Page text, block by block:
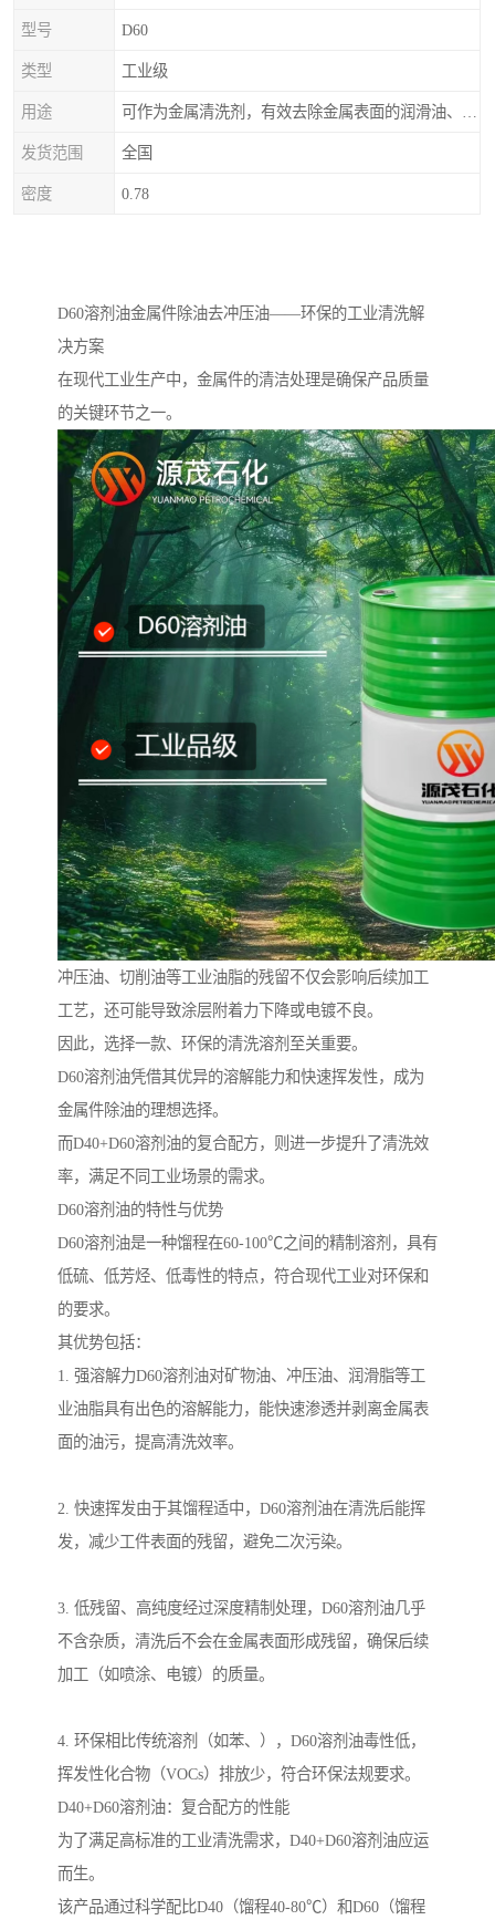
型号 D60
类型 工业级
用途
发货范围 全国
密度 0.78
D60溶剂油金属件除油去冲压油——环保的工业清洗解
决方案
在现代工业生产中，金属件的清洁处理是确保产品质量
的关键环节之一。
冲压油、切削油等工业油脂的残留不仅会影响后续加工
工艺，还可能导致涂层附着力下降或电镀不良。
因此，选择一款、环保的清洗溶剂至关重要。
D60溶剂油凭借其优异的溶解能力和快速挥发性，成为
金属件除油的理想选择。
而D40+D60溶剂油的复合配方，则进一步提升了清洗效
率，满足不同工业场景的需求。
D60溶剂油的特性与优势
D60溶剂油是一种馏程在60-100℃之间的精制溶剂，具有
低硫、低芳烃、低毒性的特点，符合现代工业对环保和
的要求。
其优势包括：
1. 强溶解力D60溶剂油对矿物油、冲压油、润滑脂等工
业油脂具有出色的溶解能力，能快速渗透并剥离金属表
面的油污，提高清洗效率。
2. 快速挥发由于其馏程适中，D60溶剂油在清洗后能挥
发，减少工件表面的残留，避免二次污染。
3. 低残留、高纯度经过深度精制处理，D60溶剂油几乎
不含杂质，清洗后不会在金属表面形成残留，确保后续
加工（如喷涂、电镀）的质量。
4. 环保相比传统溶剂（如苯、），D60溶剂油毒性低，
挥发性化合物（VOCs）排放少，符合环保法规要求。
D40+D60溶剂油：复合配方的性能
为了满足高标准的工业清洗需求，D40+D60溶剂油应运
而生。
该产品通过科学配比D40（馏程40-80℃）和D60（馏程